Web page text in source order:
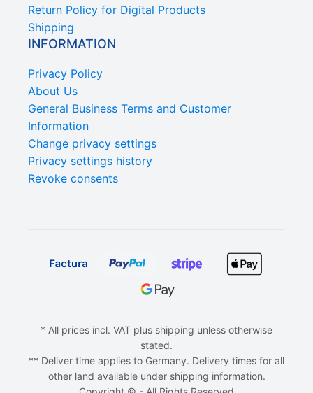
Return Policy for Digital Products
Shipping
INFORMATION
Privacy Policy
About Us
General Business Terms and Customer
Information
Change privacy settings
Privacy settings history
Revoke consents
* All prices incl. VAT plus shipping unless otherwise
stated.
** Deliver time applies to Germany. Delivery times for all
other land available under shipping information.